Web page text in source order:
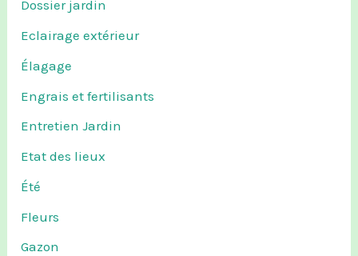
Dossier jardin
Eclairage extérieur
Élagage
Engrais et fertilisants
Entretien Jardin
Etat des lieux
Été
Fleurs
Gazon